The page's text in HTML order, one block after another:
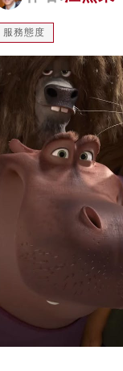
服務態度